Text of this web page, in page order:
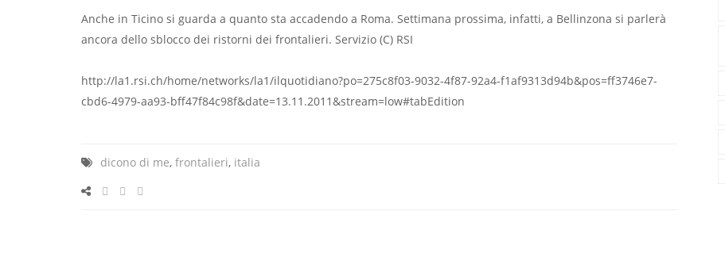
Anche in Ticino si guarda a quanto sta accadendo a Roma. Settimana prossima, infatti, a Bellinzona si parlerà
ancora dello sblocco dei ristorni dei frontalieri. Servizio (C) RSI
http://la1.rsi.ch/home/networks/la1/ilquotidiano?po=275c8f03-9032-4f87-92a4-f1af9313d94b&pos=ff3746e7-
cbd6-4979-aa93-bff47f84c98f&date=13.11.2011&stream=low#tabEdition
dicono di me, frontalieri, italia